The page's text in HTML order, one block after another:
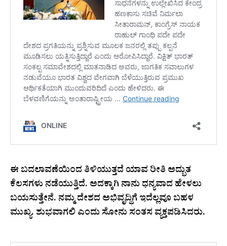
ಈ ಬದಲಾವಣೆಯಿಂದ ತಿಳಿಯುತ್ತದೆ ಯಾವ ರೀತಿ ಅದ್ಭುತ
ಕೆಲಸಗಳು ನಡೆಯುತ್ತಿದೆ. ಅದಕ್ಕಾಗಿ ನಾನು ಧನ್ಯವಾದ ಹೇಳಲು
ಬಯಸುತ್ತೇನೆ. ನಮ್ಮ ದೇಶದ ಅಭಿವೃದ್ಧಿಗೆ ಇದೆಲ್ಲವೂ ಬಹಳ
ಮುಖ್ಯ. ಶುಭವಾಗಲಿ ಎಂದು ಸೋನು ಸಂತಸ ವ್ಯಕ್ತಪಡಿಸಿದರು.